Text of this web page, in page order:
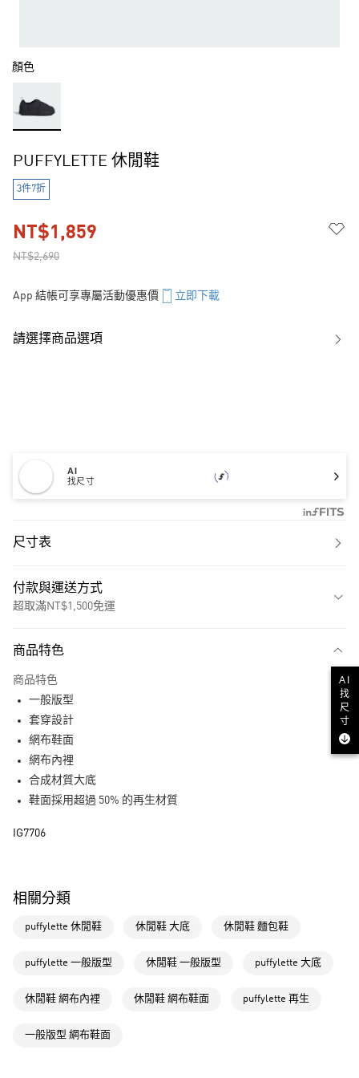
顏色
PUFFYLETTE 休閒鞋
3件7折
NT$2,690
NT$1,859
App 結帳可享專屬活動優惠價 立即下載
請選擇商品選項
AI
找尺寸
尺寸表
付款與運送方式
超取滿NT$1,500免運
LINE Pay
每筆NT$80，滿NT$1,500(含以上)免運費
每筆NT$80，滿NT$1,500(含以上)免運費
萊爾富取貨付款
付款後萊爾富取貨
每筆NT$80，滿NT$1,500(含以上)免運費
商品特色
商品特色
一般版型
套穿設計
網布鞋面
網布內裡
合成材質大底
鞋面採用超過 50% 的再生材質
IG7706
相關分類
puffylette 休閒鞋 休閒鞋 大底 休閒鞋 麵包鞋
puffylette 一般版型 休閒鞋 一般版型 puffylette 大底
休閒鞋 網布內裡 休閒鞋 網布鞋面 puffylette 再生
一般版型 網布鞋面
AI
找
尺
寸